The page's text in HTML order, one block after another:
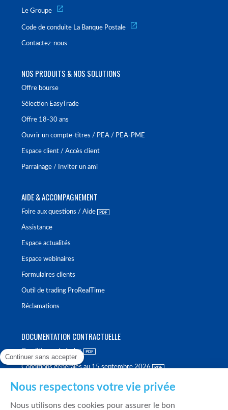
Le Groupe
Code de conduite La Banque Postale
Contactez-nous
NOS PRODUITS & NOS SOLUTIONS
Offre bourse
Sélection EasyTrade
Offre 18-30 ans
Ouvrir un compte-titres / PEA / PEA-PME
Espace client / Accès client
Parrainage / Inviter un ami
AIDE & ACCOMPAGNEMENT
Foire aux questions / Aide
Assistance
Espace actualités
Espace webinaires
Formulaires clients
Outil de trading ProRealTime
Réclamations
DOCUMENTATION CONTRACTUELLE
Conditions générales
Conditions générales au 15 septembre 2026
Continuer sans accepter
Nous respectons votre vie privée
Nous utilisons des cookies pour assurer le bon